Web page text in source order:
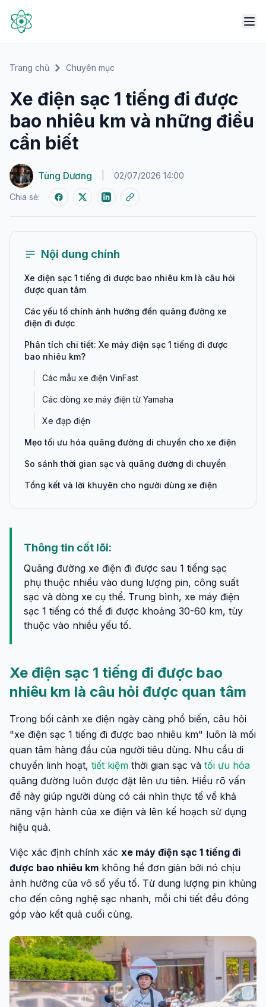
Trang chủ Chuyên mục
Xe điện sạc 1 tiếng đi được
bao nhiêu km và những điều
cần biết
Tùng Dương 02/07/2026 14:00
Chia sẻ:
Nội dung chính
Xe điện sạc 1 tiếng đi được bao nhiêu km là câu hỏi
được quan tâm
Các yếu tố chính ảnh hưởng đến quãng đường xe
điện đi được
Phân tích chi tiết: Xe máy điện sạc 1 tiếng đi được
bao nhiêu km?
Các mẫu xe điện VinFast
Các dòng xe máy điện từ Yamaha
Xe đạp điện
Mẹo tối ưu hóa quãng đường di chuyển cho xe điện
So sánh thời gian sạc và quãng đường di chuyển
Tổng kết và lời khuyên cho người dùng xe điện
Thông tin cốt lõi:
Quãng đường xe điện đi được sau 1 tiếng sạc
phụ thuộc nhiều vào dung lượng pin, công suất
sạc và dòng xe cụ thể. Trung bình, xe máy điện
sạc 1 tiếng có thể đi được khoảng 30-60 km, tùy
thuộc vào nhiều yếu tố.
Xe điện sạc 1 tiếng đi được bao
nhiêu km là câu hỏi được quan tâm
Trong bối cảnh xe điện ngày càng phổ biến, câu hỏi
"xe điện sạc 1 tiếng đi được bao nhiêu km" luôn là mối
quan tâm hàng đầu của người tiêu dùng. Nhu cầu di
chuyển linh hoạt, tiết kiệm thời gian sạc và tối ưu hóa
quãng đường luôn được đặt lên ưu tiên. Hiểu rõ vấn
đề này giúp người dùng có cái nhìn thực tế về khả
năng vận hành của xe điện và lên kế hoạch sử dụng
hiệu quả.
Việc xác định chính xác xe máy điện sạc 1 tiếng đi
được bao nhiêu km không hề đơn giản bởi nó chịu
ảnh hưởng của vô số yếu tố. Từ dung lượng pin khủng
cho đến công nghệ sạc nhanh, mỗi chi tiết đều đóng
góp vào kết quả cuối cùng.